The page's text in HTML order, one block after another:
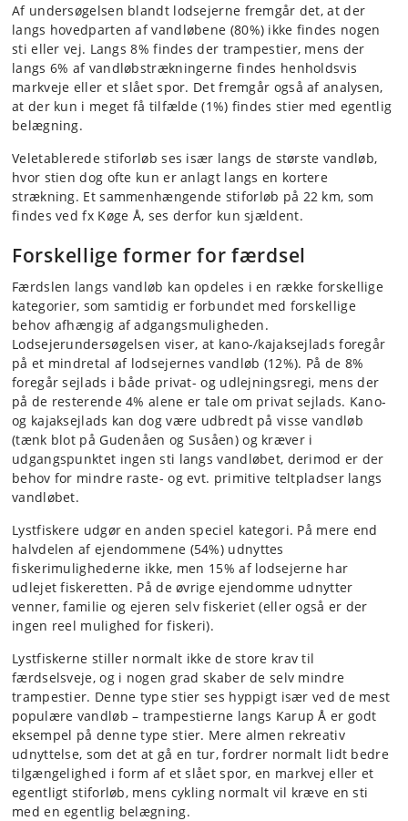
Af undersøgelsen blandt lodsejerne fremgår det, at der
langs hovedparten af vandløbene (80%) ikke findes nogen
sti eller vej. Langs 8% findes der trampestier, mens der
langs 6% af vandløbstrækningerne findes henholdsvis
markveje eller et slået spor. Det fremgår også af analysen,
at der kun i meget få tilfælde (1%) findes stier med egentlig
belægning.
Veletablerede stiforløb ses især langs de største vandløb,
hvor stien dog ofte kun er anlagt langs en kortere
strækning. Et sammenhængende stiforløb på 22 km, som
findes ved fx Køge Å, ses derfor kun sjældent.
Forskellige former for færdsel
Færdslen langs vandløb kan opdeles i en række forskellige
kategorier, som samtidig er forbundet med forskellige
behov afhængig af adgangsmuligheden.
Lodsejerundersøgelsen viser, at kano-/kajaksejlads foregår
på et mindretal af lodsejernes vandløb (12%). På de 8%
foregår sejlads i både privat- og udlejningsregi, mens der
på de resterende 4% alene er tale om privat sejlads. Kano-
og kajaksejlads kan dog være udbredt på visse vandløb
(tænk blot på Gudenåen og Susåen) og kræver i
udgangspunktet ingen sti langs vandløbet, derimod er der
behov for mindre raste- og evt. primitive teltpladser langs
vandløbet.
Lystfiskere udgør en anden speciel kategori. På mere end
halvdelen af ejendommene (54%) udnyttes
fiskerimulighederne ikke, men 15% af lodsejerne har
udlejet fiskeretten. På de øvrige ejendomme udnytter
venner, familie og ejeren selv fiskeriet (eller også er der
ingen reel mulighed for fiskeri).
Lystfiskerne stiller normalt ikke de store krav til
færdselsveje, og i nogen grad skaber de selv mindre
trampestier. Denne type stier ses hyppigt især ved de mest
populære vandløb – trampestierne langs Karup Å er godt
eksempel på denne type stier. Mere almen rekreativ
udnyttelse, som det at gå en tur, fordrer normalt lidt bedre
tilgængelighed i form af et slået spor, en markvej eller et
egentligt stiforløb, mens cykling normalt vil kræve en sti
med en egentlig belægning.